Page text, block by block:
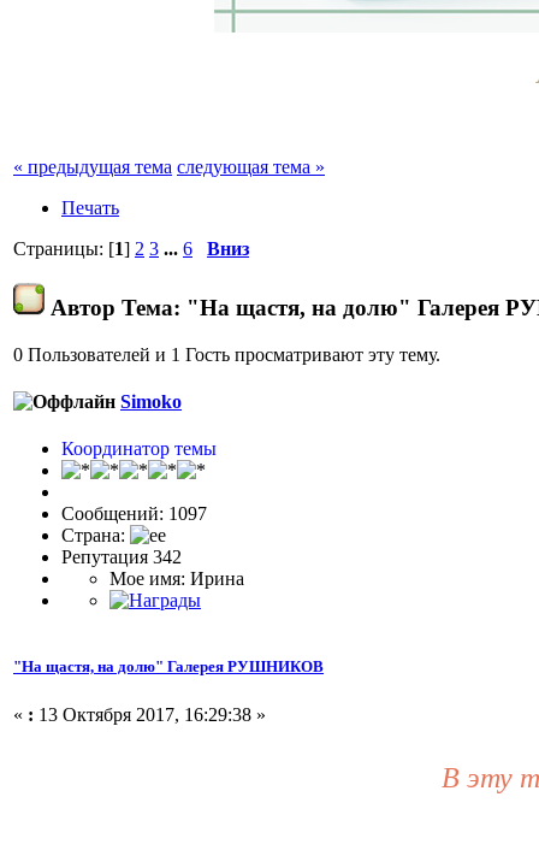
« предыдущая тема следующая тема »
Печать
Страницы: [1] 2 3 ... 6 Вниз
Автор Тема: "На щастя, на долю" Галерея
0 Пользователей и 1 Гость просматривают эту тему.
Simoko
Координатор темы
Сообщений: 1097
Страна:
Репутация 342
Мое имя: Ирина
"На щастя, на долю" Галерея РУШНИКОВ
« : 13 Октября 2017, 16:29:38 »
В эту